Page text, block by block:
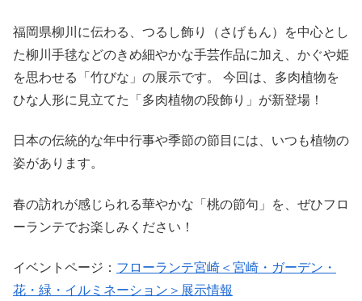
福岡県柳川に伝わる、つるし飾り（さげもん）を中心とし
た柳川手毬などのきめ細やかな手芸作品に加え、かぐや姫
を思わせる「竹びな」の展示です。 今回は、多肉植物を
ひな人形に見立てた「多肉植物の段飾り」が新登場！
日本の伝統的な年中行事や季節の節目には、いつも植物の
姿があります。
春の訪れが感じられる華やかな「桃の節句」を、ぜひフロ
ーランテでお楽しみください！
イベントページ： フローランテ宮崎＜宮崎・ガーデン・
花・緑・イルミネーション＞展示情報